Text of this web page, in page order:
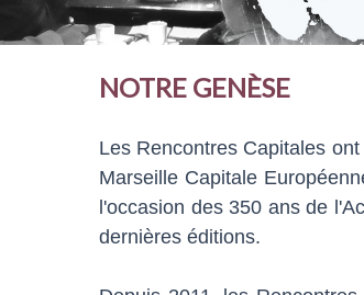
NOTRE GENÈSE
Les Rencontres Capitales
Marseille Capitale
l'occasion des 350 ans de
dernières éditions.